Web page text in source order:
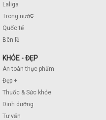
Laliga
Trong nước
Quốc tế
Bên lề
KHỎE - ĐẸP
An toàn thực phẩm
Đẹp +
Thuốc & Sức khỏe
Dinh dưỡng
Tư vấn